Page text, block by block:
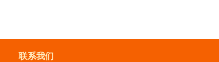
联系我们